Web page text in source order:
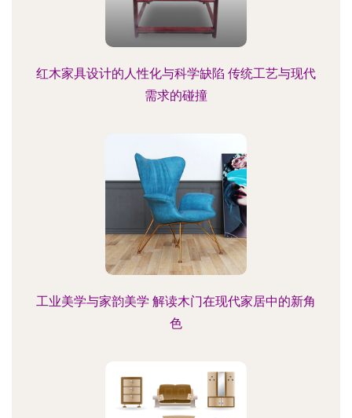
红木家具设计的人性化与科学缺陷 传统工艺与现代
需求的碰撞
工业美学与家韵美学 解读木门在现代家居中的新角
色